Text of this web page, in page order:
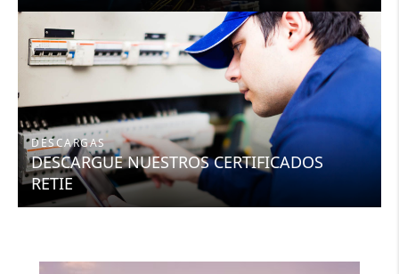
DESCARGAS
DESCARGUE NUESTROS CERTIFICADOS
RETIE